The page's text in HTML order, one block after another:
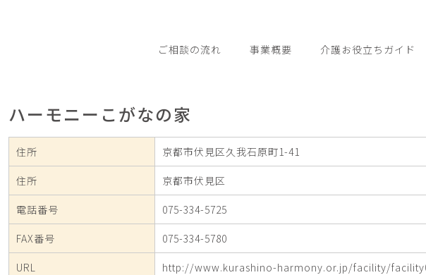
ご相談の流れ 事業概要 介護お役立ちガイド
ハーモニーこがなの家
住所 京都市伏見区久我石原町1-41
住所 京都市伏見区
電話番号 075-334-5725
FAX番号 075-334-5780
URL http://www.kurashino-harmony.or.jp/facility/